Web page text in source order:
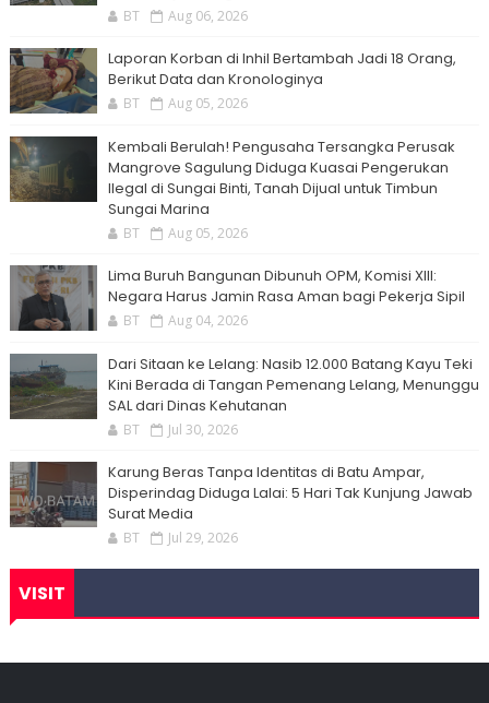
BT Aug 06, 2026
Laporan Korban di Inhil Bertambah Jadi 18 Orang,
Berikut Data dan Kronologinya
BT Aug 05, 2026
Kembali Berulah! Pengusaha Tersangka Perusak
Mangrove Sagulung Diduga Kuasai Pengerukan
Ilegal di Sungai Binti, Tanah Dijual untuk Timbun
Sungai Marina
BT Aug 05, 2026
Lima Buruh Bangunan Dibunuh OPM, Komisi XIII:
Negara Harus Jamin Rasa Aman bagi Pekerja Sipil
BT Aug 04, 2026
Dari Sitaan ke Lelang: Nasib 12.000 Batang Kayu Teki
Kini Berada di Tangan Pemenang Lelang, Menunggu
SAL dari Dinas Kehutanan
BT Jul 30, 2026
Karung Beras Tanpa Identitas di Batu Ampar,
Disperindag Diduga Lalai: 5 Hari Tak Kunjung Jawab
Surat Media
BT Jul 29, 2026
VISIT